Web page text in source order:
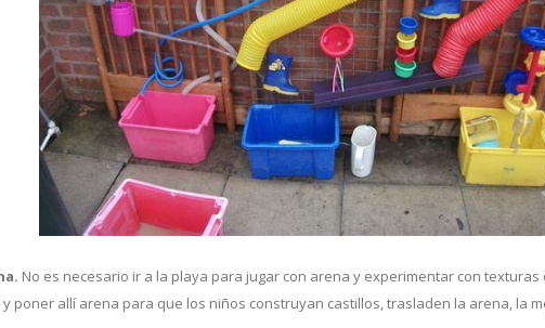
No es necesario ir a la playa para jugar con arena y experimentar con
poner allí arena para que los niños construyan castillos, trasladen la arena, la